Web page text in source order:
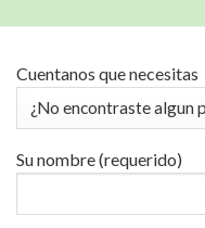
Cuentanos que necesitas
Su nombre (requerido)